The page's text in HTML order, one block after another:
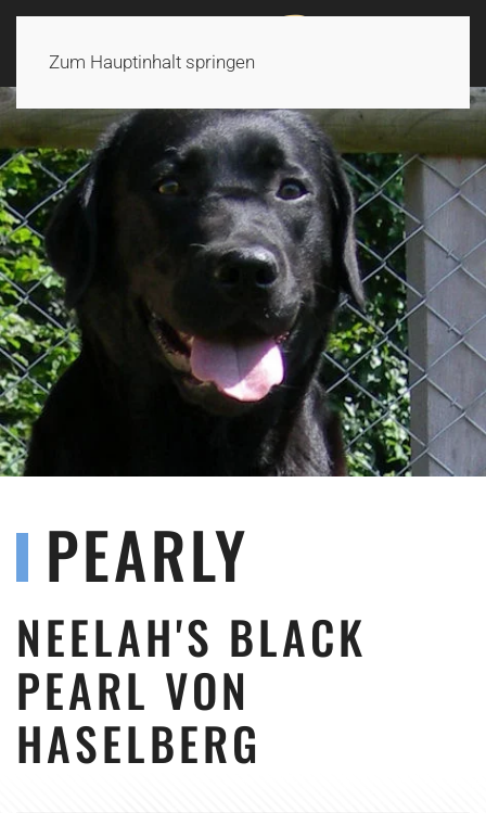
Zum Hauptinhalt springen
PEARLY
NEELAH'S BLACK
PEARL VON
HASELBERG